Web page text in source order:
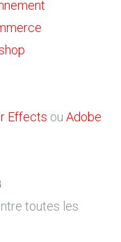
Effects ou Adobe
toutes les